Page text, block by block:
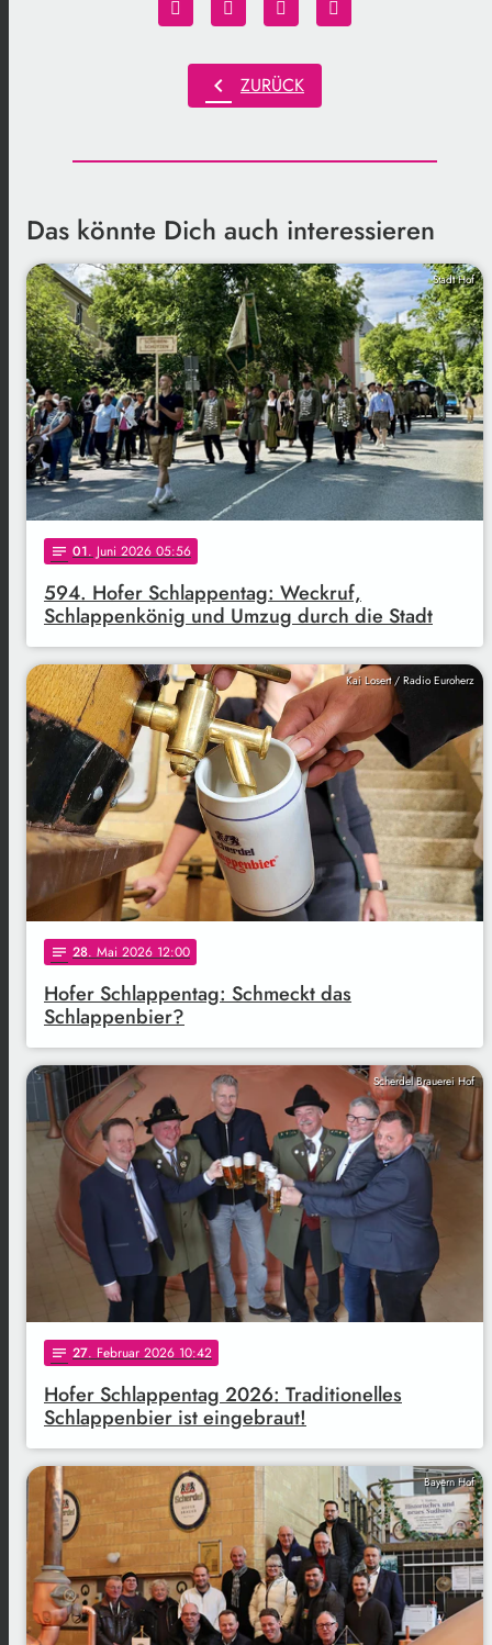
chevron_left ZURÜCK
Das könnte Dich auch interessieren
Stadt Hof
notes 01. Juni 2026 05:56
594. Hofer Schlappentag: Weckruf,
Schlappenkönig und Umzug durch die Stadt
Kai Losert / Radio Euroherz
notes 28. Mai 2026 12:00
Hofer Schlappentag: Schmeckt das
Schlappenbier?
Scherdel Brauerei Hof
notes 27. Februar 2026 10:42
Hofer Schlappentag 2026: Traditionelles
Schlappenbier ist eingebraut!
Bayern Hof